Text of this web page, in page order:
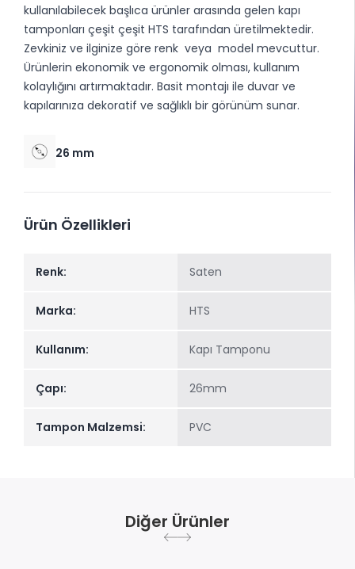
kullanılabilecek başlıca ürünler arasında gelen kapı
tamponları çeşit çeşit HTS tarafından üretilmektedir.
Zevkiniz ve ilginize göre renk veya model mevcuttur.
Ürünlerin ekonomik ve ergonomik olması, kullanım
kolaylığını artırmaktadır. Basit montajı ile duvar ve
kapılarınıza dekoratif ve sağlıklı bir görünüm sunar.
26 mm
Ürün Özellikleri
Renk: Saten
Marka: HTS
Kullanım: Kapı Tamponu
Çapı: 26mm
Tampon Malzemsi: PVC
Diğer Ürünler